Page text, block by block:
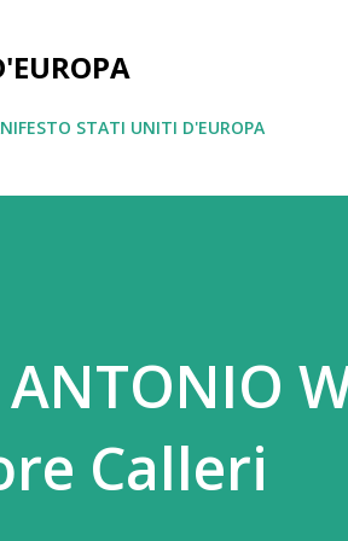
STATI UNITI D'EUROPA
Calleri